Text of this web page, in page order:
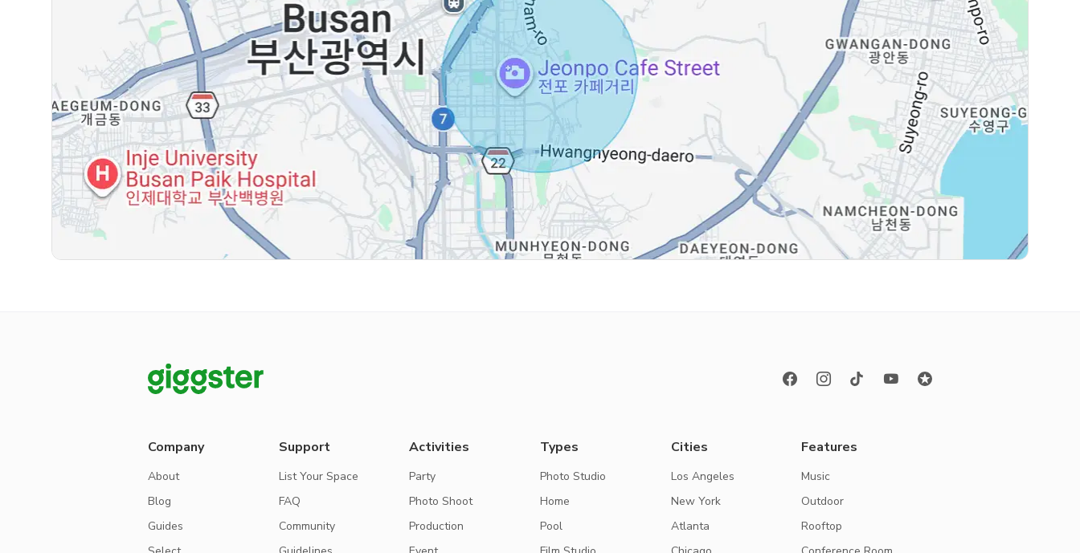
Company
About
Blog
Guides
Support
List Your Space
FAQ
Community
Activities
Party
Photo Shoot
Production
Types
Photo Studio
Home
Pool
Cities
Los Angeles
New York
Atlanta
Features
Music
Outdoor
Rooftop